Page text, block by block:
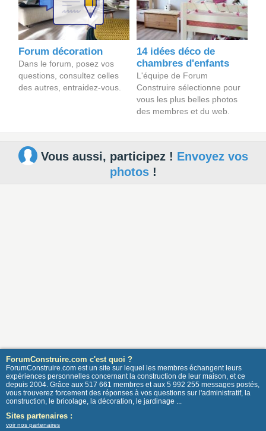
Forum décoration
Dans le forum, posez vos
questions, consultez celles
des autres, entraidez-vous.
14 idées déco de
chambres d'enfants
L'équipe de Forum
Construire sélectionne pour
vous les plus belles photos
des membres et du web.
Vous aussi, participez ! Envoyez vos
photos!
ForumConstruire.com c'est quoi ?
ForumConstruire.com est un site sur lequel les membres échangent leurs
expériences personnelles concernant la construction de leur maison, et ce
depuis 2004. Grâce aux 517 661 membres et aux 5 992 255 messages postés,
vous trouverez forcement des réponses à vos questions sur l'administratif, la
construction, le bricolage, la décoration, le jardinage ...
Sites partenaires :
voir nos partenaires